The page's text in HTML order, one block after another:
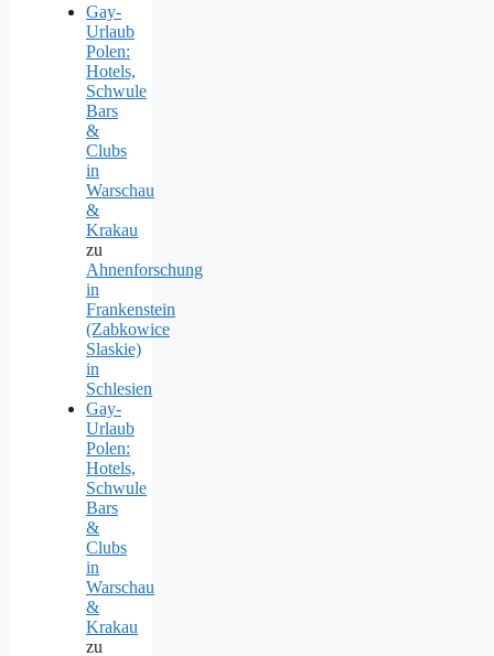
Gay-
Urlaub
Polen:
Hotels,
Schwule
Bars
&
Clubs
in
Warschau
&
Krakau
zu
Ahnenforschung
in
Frankenstein
(Zabkowice
Slaskie)
in
Schlesien
Gay-
Urlaub
Polen:
Hotels,
Schwule
Bars
&
Clubs
in
Warschau
&
Krakau
zu